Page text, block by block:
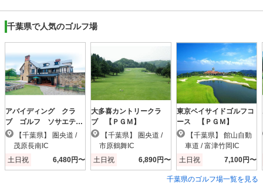
千葉県で人気のゴルフ場
アバイディング クラ
ブ ゴルフ ソサエテ
ィ 【ＰＧＭ】
茂原長南IC
土日祝
6,480円〜
大多喜カントリークラ
ブ 【ＰＧＭ】
市原鶴舞IC
土日祝
6,890円〜
東京ベイサイドゴルフコ
ース 【ＰＧＭ】
車道 / 富津竹岡IC
土日祝
7,100円〜
千葉県のゴルフ場一覧を見る